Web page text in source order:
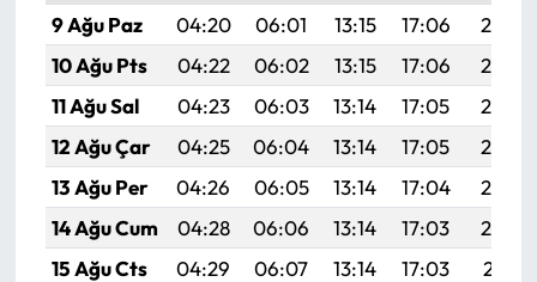
9 Ağu Paz
04:20 06:01 13:15 17:06
20:19
10 Ağu Pts
04:22 06:02 13:15 17:06
20:18
11 Ağu Sal
04:23 06:03 13:14 17:05
20:16
12 Ağu Çar
04:25 06:04 13:14 17:05
20:15
13 Ağu Per
04:26 06:05 13:14 17:04
20:14
14 Ağu Cum
04:28 06:06 13:14 17:03
20:12
15 Ağu Cts
04:29 06:07 13:14 17:03
20:11